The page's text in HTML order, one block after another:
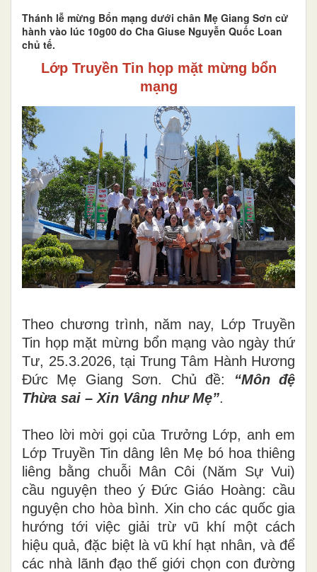
Thánh lễ mừng Bổn mạng dưới chân Mẹ Giang Sơn cử
hành vào lúc 10g00 do Cha Giuse Nguyễn Quốc Loan
chủ tế.
Lớp Truyền Tin họp mặt mừng bổn
mạng
Theo chương trình, năm nay, Lớp Truyền
Tin họp mặt mừng bổn mạng vào ngày thứ
Tư, 25.3.2026, tại Trung Tâm Hành Hương
Đức Mẹ Giang Sơn. Chủ đề:
“Môn đệ
Thừa sai – Xin Vâng như Mẹ”.
Theo lời mời gọi của Trưởng Lớp, anh em
Lớp Truyền Tin dâng lên Mẹ bó hoa thiêng
liêng bằng chuỗi Mân Côi (Năm Sự Vui)
cầu nguyện theo ý Đức Giáo Hoàng: cầu
nguyện cho hòa bình. Xin cho các quốc gia
hướng tới việc giải trừ vũ khí một cách
hiệu quả, đặc biệt là vũ khí hạt nhân, và để
các nhà lãnh đạo thế giới chọn con đường